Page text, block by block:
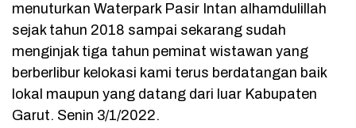
menuturkan Waterpark Pasir Intan alhamdulillah
sejak tahun 2018 sampai sekarang sudah
menginjak tiga tahun peminat wistawan yang
berberlibur kelokasi kami terus berdatangan baik
lokal maupun yang datang dari luar Kabupaten
Garut. Senin 3/1/2022.